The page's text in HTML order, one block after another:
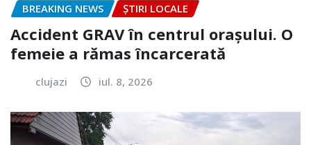
BREAKING NEWS ȘTIRI LOCALE
Accident GRAV în centrul orașului. O
femeie a rămas încarcerată
clujazi iul. 8, 2026